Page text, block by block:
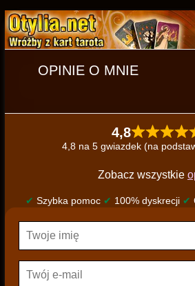
OPINIE O MNIE
4,8
4,8 na 5 gwiazdek (na
Zobacz wszystkie
✔ Szybka pomoc ✔ 100% dyskrecji ✔